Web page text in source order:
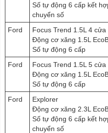
Số tự động 6 cấp kết
chuyển số
Ford
Focus Trend 1.5L 4 cửa
Động cơ xăng 1.5L
Số tự động 6 cấp
Ford
Focus Trend 1.5L 5 cửa
Động cơ xăng 1.5L
Số tự động 6 cấp
Ford
Explorer
Động cơ xăng 2.3L
Số tự động 6 cấp kết
chuyển số